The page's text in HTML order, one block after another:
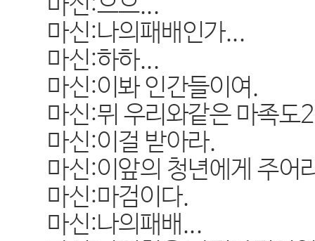
마신:으으...
마신:나의패배인가...
마신:하하...
마신:이봐 인간들이여.
마신:뮈 우리와같은 마족도
마신:이걸 받아라.
마신:이앞의 청년에게 주어
마신:마검이다.
마신:나의패배...